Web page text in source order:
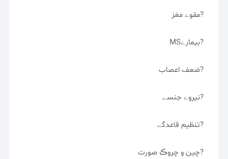
?مقوے مغز
?بیمارےMS
?ضعف اعصاب
?نیروے جنسے
?تنظیم قاعدگے
?چین و چروڪ صورت